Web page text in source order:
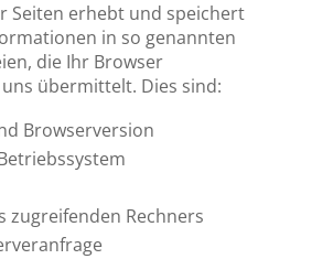
Seiten erhebt und speichert
in so genannten
die Ihr Browser
übermittelt. Dies sind:
Browserversion
zugreifenden Rechners